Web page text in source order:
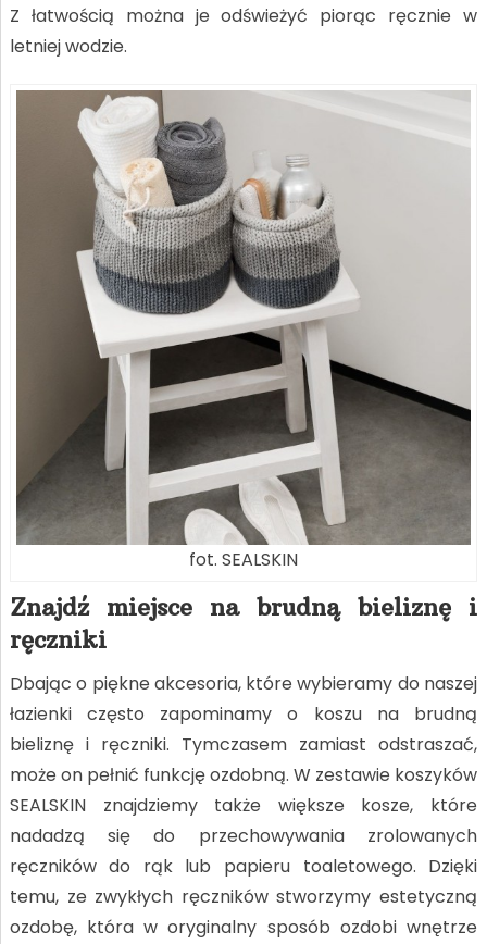
Z łatwością można je odświeżyć piorąc ręcznie w
letniej wodzie.
fot. SEALSKIN
Znajdź miejsce na brudną bieliznę i
ręczniki
Dbając o piękne akcesoria, które wybieramy do naszej
łazienki często zapominamy o koszu na brudną
bieliznę i ręczniki. Tymczasem zamiast odstraszać,
może on pełnić funkcję ozdobną. W zestawie koszyków
SEALSKIN znajdziemy także większe kosze, które
nadadzą się do przechowywania zrolowanych
ręczników do rąk lub papieru toaletowego. Dzięki
temu, ze zwykłych ręczników stworzymy estetyczną
ozdobę, która w oryginalny sposób ozdobi wnętrze